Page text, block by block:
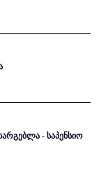
- საპენსიო